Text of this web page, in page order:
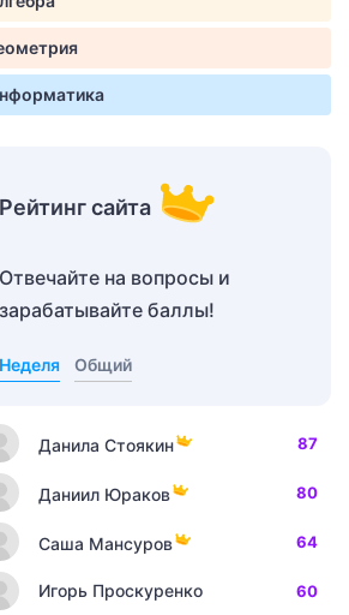
Рейтинг сайта
Отвечайте на вопросы и
зарабатывайте баллы!
Неделя Общий
Данила Стоякин 87
Даниил Юраков 80
Саша Мансуров 64
Игорь Проскуренко 60